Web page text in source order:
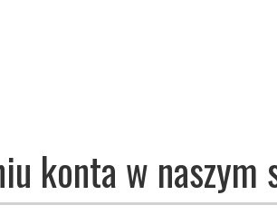
konta w naszym